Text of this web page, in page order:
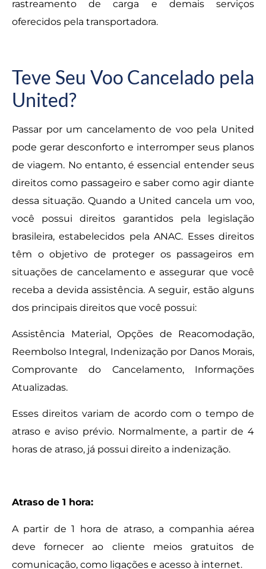
rastreamento de carga e demais serviços
oferecidos pela transportadora.
Teve Seu Voo Cancelado pela
United?
Passar por um cancelamento de voo pela United
pode gerar desconforto e interromper seus planos
de viagem. No entanto, é essencial entender seus
direitos como passageiro e saber como agir diante
dessa situação. Quando a United cancela um voo,
você possui direitos garantidos pela legislação
brasileira, estabelecidos pela ANAC. Esses direitos
têm o objetivo de proteger os passageiros em
situações de cancelamento e assegurar que você
receba a devida assistência. A seguir, estão alguns
dos principais direitos que você possui:
Assistência Material, Opções de Reacomodação,
Reembolso Integral, Indenização por Danos Morais,
Comprovante do Cancelamento, Informações
Atualizadas.
Esses direitos variam de acordo com o tempo de
atraso e aviso prévio. Normalmente, a partir de 4
horas de atraso, já possui direito a indenização.
Atraso de 1 hora:
A partir de 1 hora de atraso, a companhia aérea
deve fornecer ao cliente meios gratuitos de
comunicação, como ligações e acesso à internet.